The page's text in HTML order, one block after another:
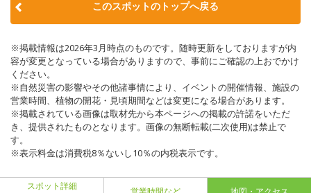
このスポットのトップへ戻る
※掲載情報は2026年3月時点のものです。随時更新をしておりますが内
容が変更となっている場合がありますので、事前にご確認の上おでかけ
ください。
※自然災害の影響やその他諸事情により、イベントの開催情報、施設の
営業時間、植物の開花・見頃期間などは変更になる場合があります。
※掲載されている画像は取材先から本ページへの掲載の許諾をいただ
き、提供されたものとなります。画像の無断転載(二次使用)は禁止で
す。
※表示料金は消費税8％ないし10％の内税表示です。
スポット詳細